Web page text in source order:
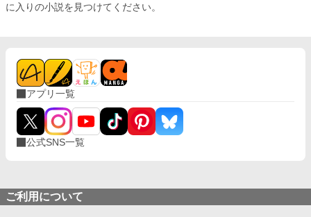
に入りの小説を見つけてください。
アプリ一覧
公式SNS一覧
ご利用について